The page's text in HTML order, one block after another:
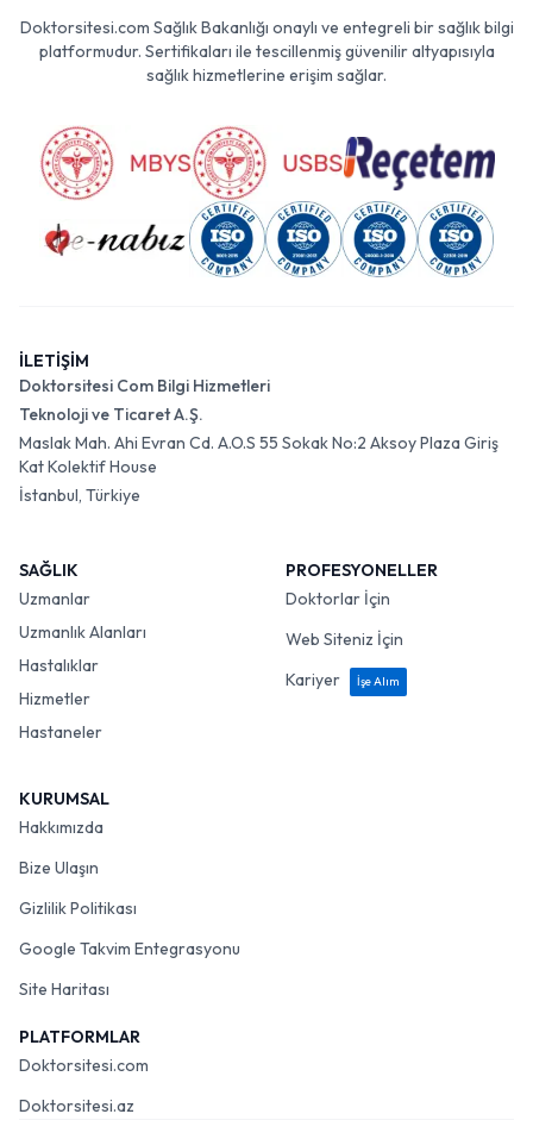
Doktorsitesi.com Sağlık Bakanlığı onaylı ve entegreli bir sağlık bilgi
platformudur. Sertifikaları ile tescillenmiş güvenilir altyapısıyla
sağlık hizmetlerine erişim sağlar.
İLETİŞİM
Doktorsitesi Com Bilgi Hizmetleri
Teknoloji ve Ticaret A.Ş.
Maslak Mah. Ahi Evran Cd. A.O.S 55 Sokak No:2 Aksoy Plaza Giriş
Kat Kolektif House
İstanbul, Türkiye
SAĞLIK
Uzmanlar
Uzmanlık Alanları
Hastalıklar
Hizmetler
Hastaneler
PROFESYONELLER
Doktorlar İçin
Web Siteniz İçin
Kariyer
İşe Alım
KURUMSAL
Hakkımızda
Bize Ulaşın
Gizlilik Politikası
Google Takvim Entegrasyonu
Site Haritası
PLATFORMLAR
Doktorsitesi.com
Doktorsitesi.az